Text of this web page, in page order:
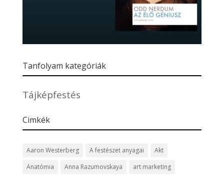
Tanfolyam kategóriák
Tájképfestés
Cimkék
Aaron Westerberg A festészet anyagai
Akt
Anatómia
Anna Razumovskaya
art marketing